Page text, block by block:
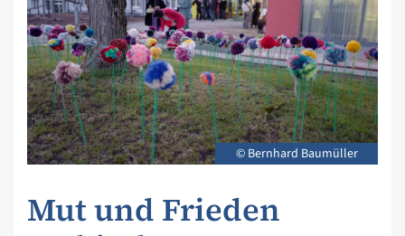
© Bernhard Baumüller
Mut und Frieden